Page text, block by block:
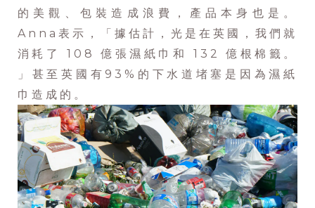
的美觀、包裝造成浪費，產品本身也是。
Anna表示，「據估計，光是在英國，我們就
消耗了 108 億張濕紙巾和 132 億根棉籤。
」甚至英國有93%的下水道堵塞是因為濕紙
巾造成的。